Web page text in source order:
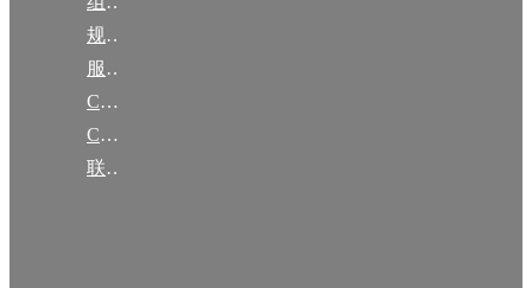
规章
服务项目
CCF大事记
CCF创建60周年
联系我们